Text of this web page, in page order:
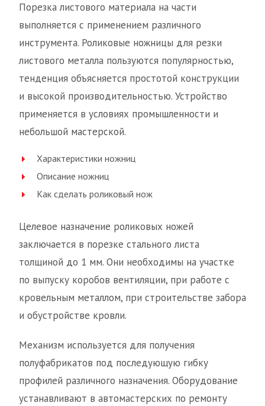
Порезка листового материала на части
выполняется с применением различного
инструмента. Роликовые ножницы для резки
листового металла пользуются популярностью,
тенденция объясняется простотой конструкции
и высокой производительностью. Устройство
применяется в условиях промышленности и
небольшой мастерской.
Характеристики ножниц
Описание ножниц
Как сделать роликовый нож
Целевое назначение роликовых ножей
заключается в порезке стального листа
толщиной до 1 мм. Они необходимы на участке
по выпуску коробов вентиляции, при работе с
кровельным металлом, при строительстве забора
и обустройстве кровли.
Механизм используется для получения
полуфабрикатов под последующую гибку
профилей различного назначения. Оборудование
устанавливают в автомастерских по ремонту